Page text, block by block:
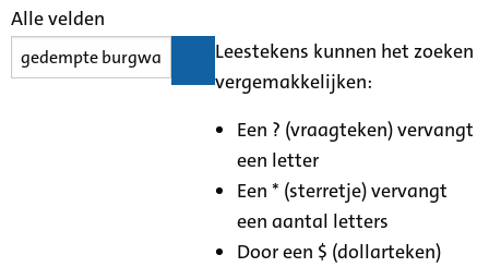
Alle velden
Leestekens kunnen het zoeken
vergemakkelijken:
Een ? (vraagteken) vervangt
een letter
Een * (sterretje) vervangt
een aantal letters
Door een $ (dollarteken)